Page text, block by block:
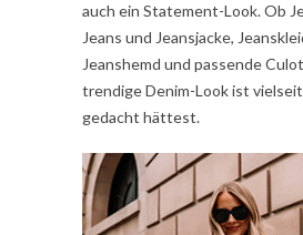
auch ein Statement-Look. Ob
Jeans und Jeansjacke,
Jeanshemd und passende
trendige Denim-Look ist
gedacht hättest.